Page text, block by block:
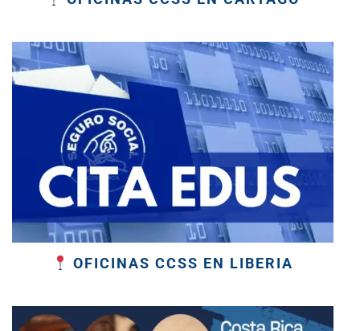
OFICINAS CCSS EN LIBERIA